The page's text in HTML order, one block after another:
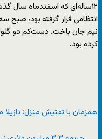
۱۲ساله‌ای که اسفندماه سال
نیم جان باخت. دست‌کم دو
کرده بود.
همزمان با تفتیش منزل؛ نازیلا